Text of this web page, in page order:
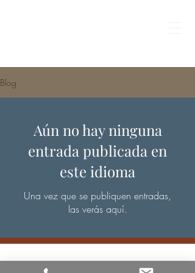
Blog
Aún no hay ninguna
entrada publicada en
este idioma
Una vez que se publiquen entradas,
las verás aquí.
Sage Notary Services